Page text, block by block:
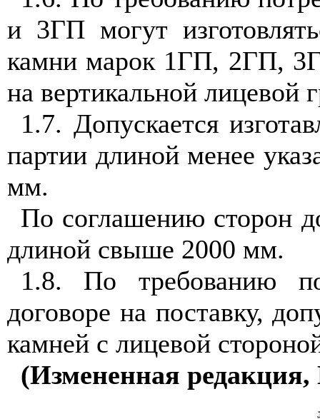
и 3ГП могут
камни марок 1ГП, 2ГП,
на вертикальной лицевой
1.7. Допускается
партии длиной менее
мм.
По соглашению сторон
длиной свыше 2000 мм.
1.8. По требованию
договоре на поставку,
камней с лицевой
(Измененная